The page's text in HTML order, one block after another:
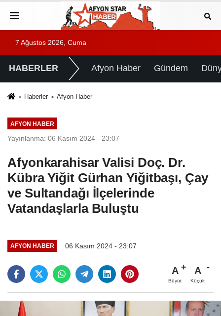
7 Ağustos 2026, Cuma
HABERLER Afyon Haber Gündem
Haberler Afyon Haber
AFYON HABER
Yayınlanma: 06 Kasım 2024 - 23:07
Afyonkarahisar Valisi Doç. Dr.
Kübra Yiğit Gürhan Yiğitbaşı, Çay
ve Sultandağı İlçelerinde
Vatandaşlarla Buluştu
AFYON HABER 06 Kasım 2024 - 23:07
A
Büyüt
A
Küçült